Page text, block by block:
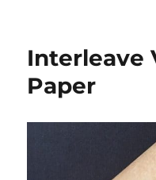
Interleave
Paper